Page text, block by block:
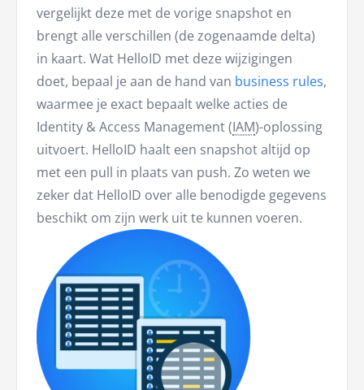
vergelijkt deze met de vorige snapshot en
brengt alle verschillen (de zogenaamde delta)
in kaart. Wat HelloID met deze wijzigingen
doet, bepaal je aan de hand van business rules,
waarmee je exact bepaalt welke acties de
Identity & Access Management (IAM)-oplossing
uitvoert. HelloID haalt een snapshot altijd op
met een pull in plaats van push. Zo weten we
zeker dat HelloID over alle benodigde gegevens
beschikt om zijn werk uit te kunnen voeren.